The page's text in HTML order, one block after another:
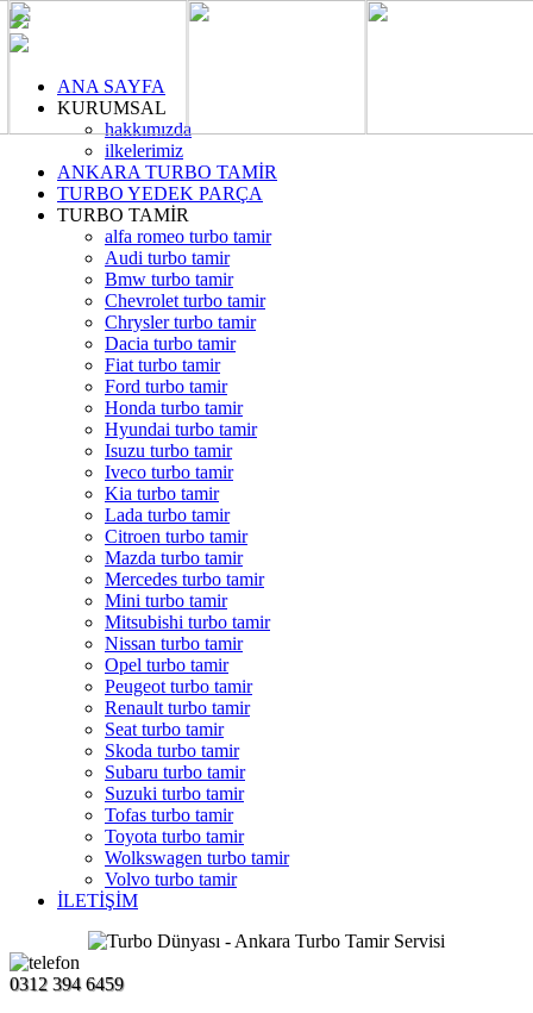
ANA SAYFA
KURUMSAL
hakkımızda
ilkelerimiz
ANKARA TURBO TAMİR
TURBO YEDEK PARÇA
TURBO TAMİR
alfa romeo turbo tamir
Audi turbo tamir
Bmw turbo tamir
Chevrolet turbo tamir
Chrysler turbo tamir
Dacia turbo tamir
Fiat turbo tamir
Ford turbo tamir
Honda turbo tamir
Hyundai turbo tamir
Isuzu turbo tamir
Iveco turbo tamir
Kia turbo tamir
Lada turbo tamir
Citroen turbo tamir
Mazda turbo tamir
Mercedes turbo tamir
Mini turbo tamir
Mitsubishi turbo tamir
Nissan turbo tamir
Opel turbo tamir
Peugeot turbo tamir
Renault turbo tamir
Seat turbo tamir
Skoda turbo tamir
Subaru turbo tamir
Suzuki turbo tamir
Tofas turbo tamir
Toyota turbo tamir
Wolkswagen turbo tamir
Volvo turbo tamir
İLETİŞİM
0312 394 6459